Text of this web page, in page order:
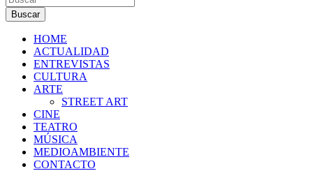
Buscar
HOME
ACTUALIDAD
ENTREVISTAS
CULTURA
ARTE
STREET ART
CINE
TEATRO
MÚSICA
MEDIOAMBIENTE
CONTACTO